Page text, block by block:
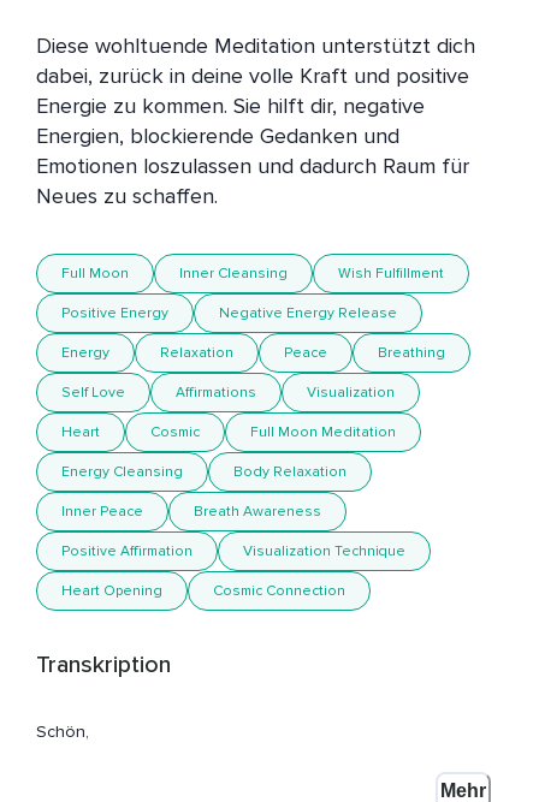
Diese wohltuende Meditation unterstützt dich
dabei, zurück in deine volle Kraft und positive
Energie zu kommen. Sie hilft dir, negative
Energien, blockierende Gedanken und
Emotionen loszulassen und dadurch Raum für
Neues zu schaffen.
Full Moon Inner Cleansing Wish Fulfillment
Positive Energy Negative Energy Release
Energy Relaxation Peace Breathing
Self Love Affirmations Visualization
Heart Cosmic Full Moon Meditation
Energy Cleansing Body Relaxation
Inner Peace Breath Awareness
Positive Affirmation Visualization Technique
Heart Opening Cosmic Connection
Transkription
Schön,
Mehr